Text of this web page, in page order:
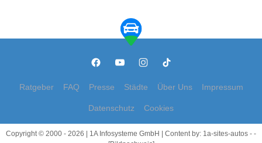
Ratgeber FAQ Presse Städte Über Uns Impressum
Datenschutz Cookies
Copyright © 2000 - 2026 | 1A Infosysteme GmbH | Content by: 1a-sites-autos - -